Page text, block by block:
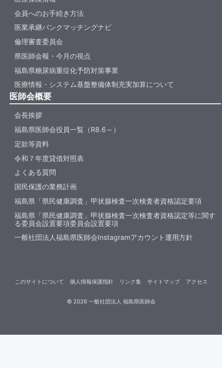
会員へのお手続き方法
医業承継バンクマッチングナビ
倫理審査委員会
県医師会報・今月の視点
福島県糖尿病重症化予防対策事業
医療情報・システム基盤整備体制充実加算について
医師会概要
会長挨拶
福島県医師会役員一覧（R8.6～）
定款等資料
令和７年度貸借対照表
よくある質問
国民保護の業務計画
福島県「県民健康調査」甲状腺検査一次検査者資格認定要項
福島県「県民健康調査」甲状腺検査一次検査者資格認定等に関す
る委員会設置要項委員会設置要項
一般社団法人福島県医師会Instagramアカウント運用方針
© 2026一般社団法人 福島県医師会
このサイトについて 個人情報保護指針 リンク集 サイトマップ アクセス